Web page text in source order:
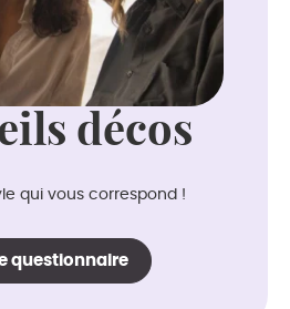
décos
qui vous correspond !
questionnaire